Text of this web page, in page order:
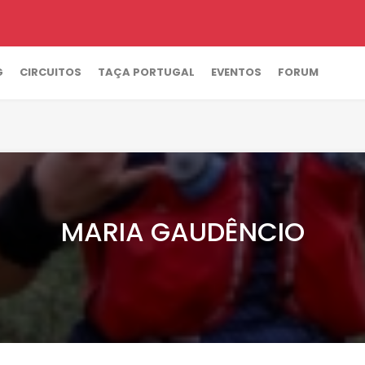
CIRCUITOS TAÇA PORTUGAL EVENTOS FORUM
MARIA GAUDÊNCIO